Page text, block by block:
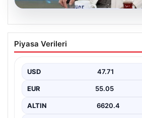
05.08.2026
Fenerbahçe’de Cihan
Transfer Haberi: Forvet
Fenerbahçe'nin futbol şubelerinden
gerçekleşen Sturm Graz…
Piyasa Verileri
USD 47.71
EUR 55.05
ALTIN 6620.4